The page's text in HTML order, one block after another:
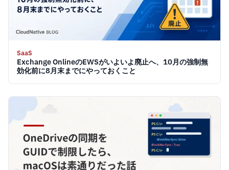
SaaS
Exchange OnlineのEWSがいよいよ廃止へ、10月の強制無
効化前に8月末までにやっておくこと